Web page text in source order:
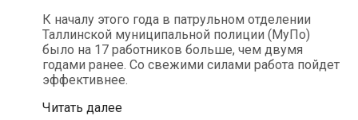
К началу этого года в патрульном отделении
Таллинской муниципальной полиции (МуПо)
было на 17 работников больше, чем двумя
годами ранее. Со свежими силами работа пойдет
эффективнее.
Читать далееТаллинская